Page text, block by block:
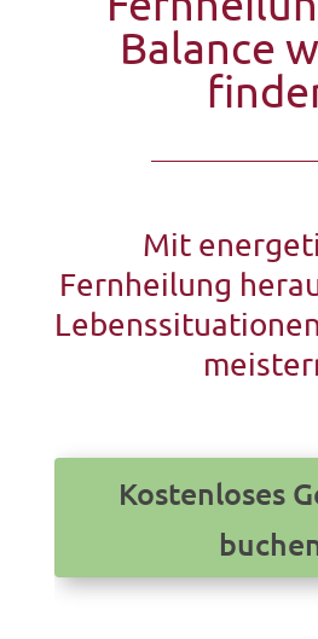
Balance
Mit
Fernheilung
Kostenloses